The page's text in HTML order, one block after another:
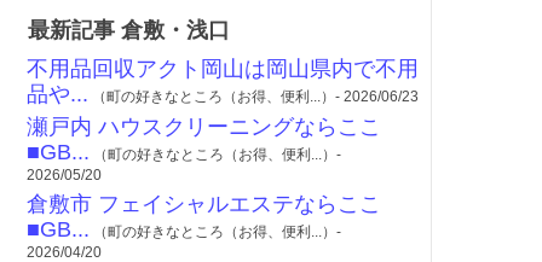
最新記事 倉敷・浅口
不用品回収アクト岡山は岡山県内で不用
品や... （町の好きなところ（お得、便利...）- 2026/06/23
瀬戸内 ハウスクリーニングならここ
■GB... （町の好きなところ（お得、便利...）-
2026/05/20
倉敷市 フェイシャルエステならここ
■GB... （町の好きなところ（お得、便利...）-
2026/04/20